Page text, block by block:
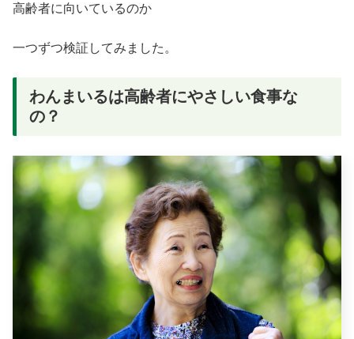
高齢者に向いているのか
一つずつ検証してみました。
わんまいるは高齢者にやさしい食事な
の？